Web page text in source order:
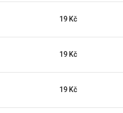
19 Kč
19 Kč
19 Kč